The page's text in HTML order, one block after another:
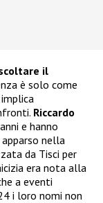
il
è solo come
Riccardo
e hanno
nella
da Tisci per
era nota alla
a eventi
i loro nomi non